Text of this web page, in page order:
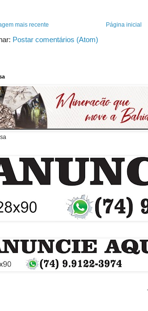
mais recente Página inicial
Postar comentários (Atom)